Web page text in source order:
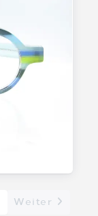
Weiter